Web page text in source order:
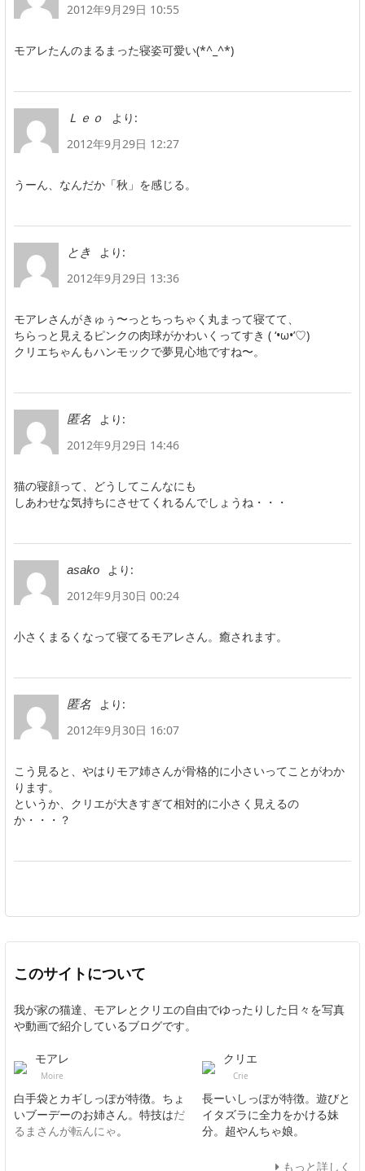
2012年9月29日 10:55
モアレたんのまるまった寝姿可愛い(*^_^*)
Ｌｅｏ
より:
2012年9月29日 12:27
うーん、なんだか「秋」を感じる。
とき
より:
2012年9月29日 13:36
モアレさんがきゅぅ〜っとちっちゃく丸まって寝てて、
ちらっと見えるピンクの肉球がかわいくってすき ( ‘•ω•’♡)
クリエちゃんもハンモックで夢見心地ですね〜。
匿名
より:
2012年9月29日 14:46
猫の寝顔って、どうしてこんなにも
しあわせな気持ちにさせてくれるんでしょうね・・・
asako
より:
2012年9月30日 00:24
小さくまるくなって寝てるモアレさん。癒されます。
匿名
より:
2012年9月30日 16:07
こう見ると、やはりモア姉さんが骨格的に小さいってことがわか
ります。
というか、クリエが大きすぎて相対的に小さく見えるの
か・・・？
このサイトについて
我が家の猫達、モアレとクリエの自由でゆったりした日々を写真
や動画で紹介しているブログです。
モアレ
Moire
白手袋とカギしっぽが特徴。ちょ
いブーデーのお姉さん。特技はだ
るまさんが転んにゃ。
クリエ
Crie
長ーいしっぽが特徴。遊びと
イタズラに全力をかける妹
分。超やんちゃ娘。
もっと詳しく